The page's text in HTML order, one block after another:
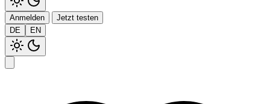
Anmelden
Jetzt testen
DE
EN